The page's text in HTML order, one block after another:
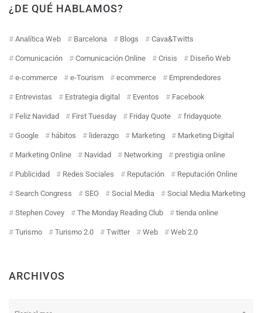
¿DE QUÉ HABLAMOS?
Analítica Web Barcelona Blogs Cava&Twitts
Comunicación Comunicación Online Crisis Diseño Web
e-commerce e-Tourism ecommerce Emprendedores
Entrevistas Estrategia digital Eventos Facebook
Feliz Navidad First Tuesday Friday Quote fridayquote
Google hábitos liderazgo Marketing Marketing Digital
Marketing Online Navidad Networking prestigia online
Publicidad Redes Sociales Reputación Reputación Online
Search Congress SEO Social Media Social Media Marketing
Stephen Covey The Monday Reading Club tienda online
Turismo Turismo 2.0 Twitter Web Web 2.0
ARCHIVOS